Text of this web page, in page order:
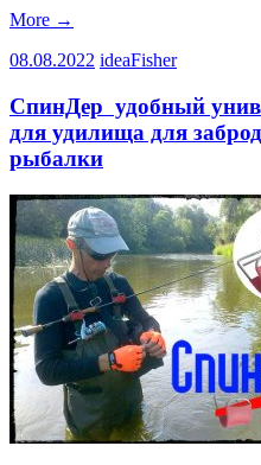
More →
08.08.2022 ideaFisher
СпинДер удобный
для удилища для
рыбалки